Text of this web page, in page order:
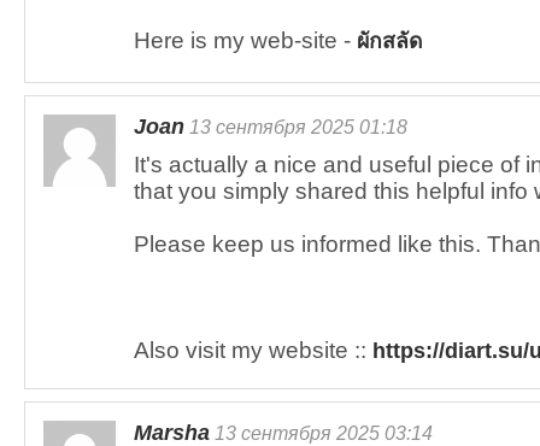
Here is my web-site - ผักสลัด
Joan 13 сентября 2025 01:18
It's actually a nice and useful piece of
that you simply shared this helpful info
Please keep us informed like this.
Also visit my website :: https://diart.su/
Marsha 13 сентября 2025 03:14